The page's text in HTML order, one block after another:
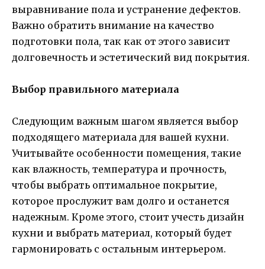
выравнивание пола и устранение дефектов.
Важно обратить внимание на качество
подготовки пола, так как от этого зависит
долговечность и эстетический вид покрытия.
Выбор правильного материала
Следующим важным шагом является выбор
подходящего материала для вашей кухни.
Учитывайте особенности помещения, такие
как влажность, температура и прочность,
чтобы выбрать оптимальное покрытие,
которое прослужит вам долго и останется
надежным. Кроме этого, стоит учесть дизайн
кухни и выбрать материал, который будет
гармонировать с остальным интерьером.